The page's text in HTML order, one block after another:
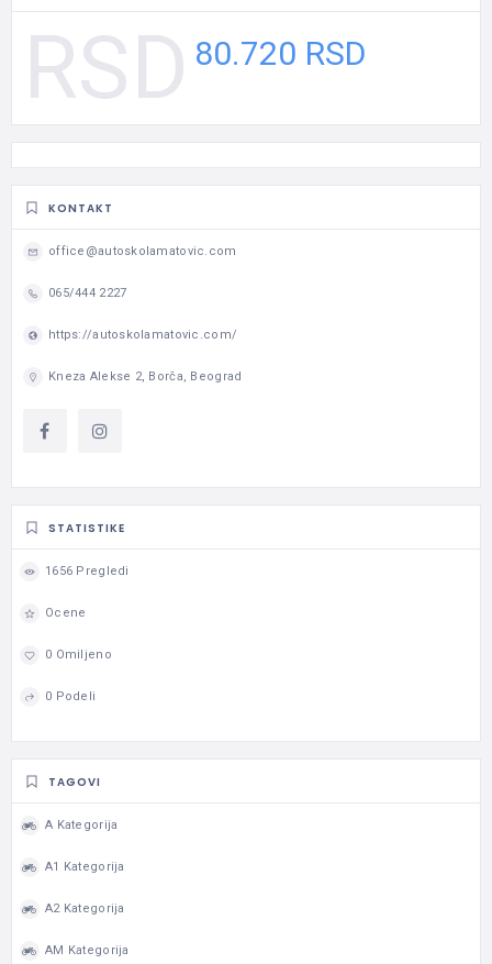
80.720 RSD
KONTAKT
office@autoskolamatovic.com
065/444 2227
https://autoskolamatovic.com/
Kneza Alekse 2, Borča, Beograd
STATISTIKE
1656 Pregledi
Ocene
0 Omiljeno
0 Podeli
TAGOVI
A Kategorija
A1 Kategorija
A2 Kategorija
AM Kategorija